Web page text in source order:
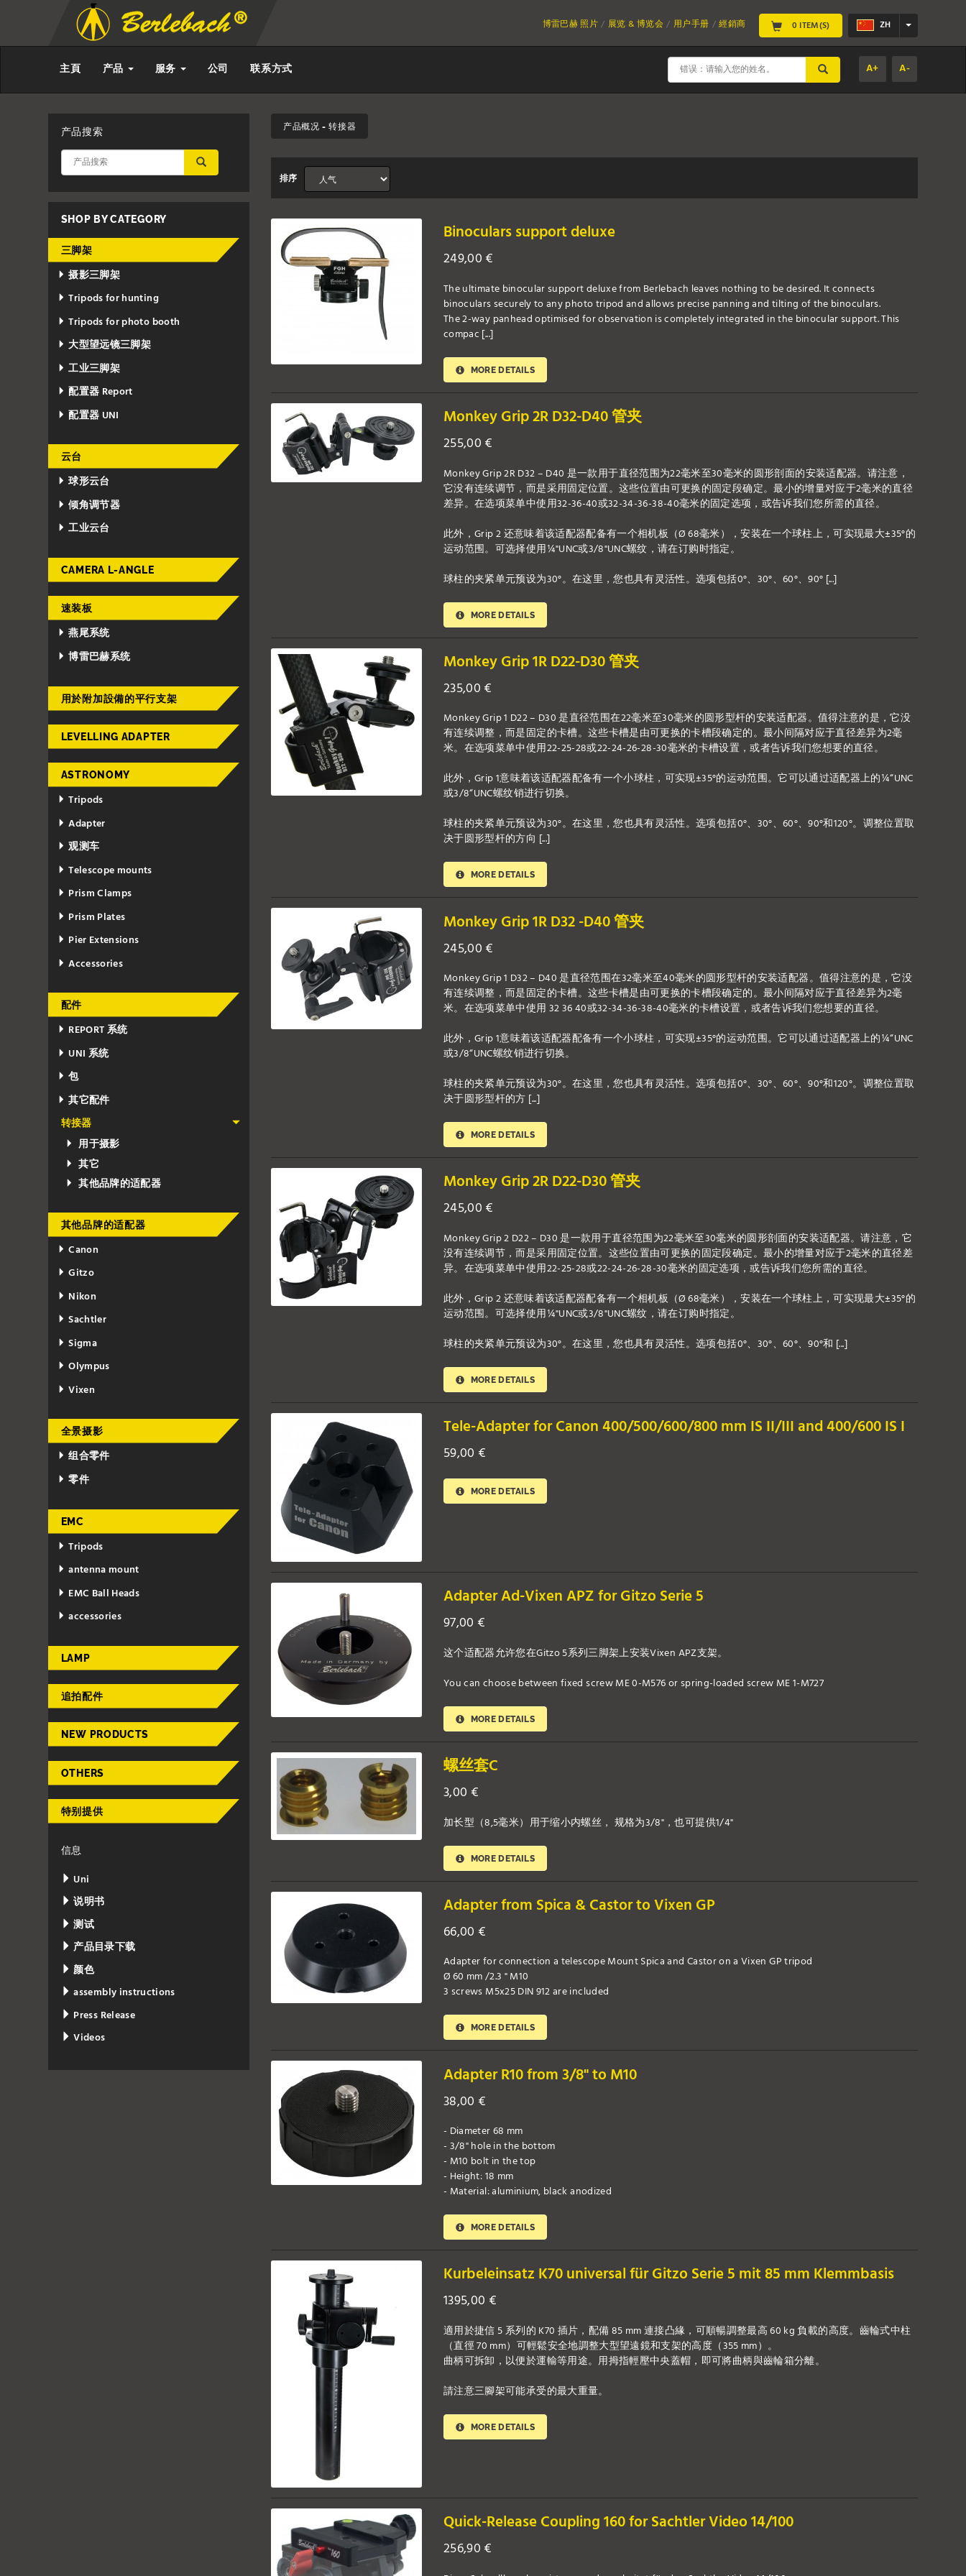
ZH
0 ITEM(S)
博雷巴赫 照片 展览 & 博览会 用户手册 經銷商
主頁 产品 服务 公司 联系方式 A+ A-
SUBMIT
产品概况 - 转接器
排序
Binoculars support deluxe
249,00 €
The ultimate binocular support deluxe from Berlebach leaves nothing to be desired. It connects
binoculars securely to any photo tripod and allows precise panning and tilting of the binoculars.
The 2-way panhead optimised for observation is completely integrated in the binocular support. This
compac [...]
MORE DETAILS
Monkey Grip 2R D32-D40 管夹
255,00 €
Monkey Grip 2R D32 – D40 是一款用于直径范围为22毫米至30毫米的圆形剖面的安装适配器。请注意，
它没有连续调节，而是采用固定位置。这些位置由可更换的固定段确定。最小的增量对应于2毫米的直径
差异。在选项菜单中使用32-36-40或32-34-36-38-40毫米的固定选项，或告诉我们您所需的直径。
此外，Grip 2 还意味着该适配器配备有一个相机板（Ø 68毫米），安装在一个球柱上，可实现最大±35°的
运动范围。可选择使用¼"UNC或3/8"UNC螺纹，请在订购时指定。
球柱的夹紧单元预设为30°。在这里，您也具有灵活性。选项包括0°、30°、60°、90° [...]
MORE DETAILS
Monkey Grip 1R D22-D30 管夹
235,00 €
Monkey Grip 1 D22 – D30 是直径范围在22毫米至30毫米的圆形型杆的安装适配器。值得注意的是，它没
有连续调整，而是固定的卡槽。这些卡槽是由可更换的卡槽段确定的。最小间隔对应于直径差异为2毫
米。在选项菜单中使用22-25-28或22-24-26-28-30毫米的卡槽设置，或者告诉我们您想要的直径。
此外，Grip 1意味着该适配器配备有一个小球柱，可实现±35°的运动范围。它可以通过适配器上的¼“UNC
或3/8“UNC螺纹销进行切换。
球柱的夹紧单元预设为30°。在这里，您也具有灵活性。选项包括0°、30°、60°、90°和120°。调整位置取
决于圆形型杆的方向 [...]
MORE DETAILS
Monkey Grip 1R D32 -D40 管夹
245,00 €
Monkey Grip 1 D32 – D40 是直径范围在32毫米至40毫米的圆形型杆的安装适配器。值得注意的是，它没
有连续调整，而是固定的卡槽。这些卡槽是由可更换的卡槽段确定的。最小间隔对应于直径差异为2毫
米。在选项菜单中使用 32 36 40或32-34-36-38-40毫米的卡槽设置，或者告诉我们您想要的直径。
此外，Grip 1意味着该适配器配备有一个小球柱，可实现±35°的运动范围。它可以通过适配器上的¼“UNC
或3/8“UNC螺纹销进行切换。
球柱的夹紧单元预设为30°。在这里，您也具有灵活性。选项包括0°、30°、60°、90°和120°。调整位置取
决于圆形型杆的方 [...]
MORE DETAILS
Monkey Grip 2R D22-D30 管夹
245,00 €
Monkey Grip 2 D22 – D30 是一款用于直径范围为22毫米至30毫米的圆形剖面的安装适配器。请注意，它
没有连续调节，而是采用固定位置。这些位置由可更换的固定段确定。最小的增量对应于2毫米的直径差
异。在选项菜单中使用22-25-28或22-24-26-28-30毫米的固定选项，或告诉我们您所需的直径。
此外，Grip 2 还意味着该适配器配备有一个相机板（Ø 68毫米），安装在一个球柱上，可实现最大±35°的
运动范围。可选择使用¼"UNC或3/8"UNC螺纹，请在订购时指定。
球柱的夹紧单元预设为30°。在这里，您也具有灵活性。选项包括0°、30°、60°、90°和 [...]
MORE DETAILS
Tele-Adapter for Canon 400/500/600/800 mm IS II/III and 400/600 IS I
59,00 €
MORE DETAILS
Adapter Ad-Vixen APZ for Gitzo Serie 5
97,00 €
这个适配器允许您在Gitzo 5系列三脚架上安装Vixen APZ支架。
You can choose between fixed screw ME 0-M576 or spring-loaded screw ME 1-M727
MORE DETAILS
螺丝套C
3,00 €
加长型（8,5毫米）用于缩小内螺丝， 规格为3/8"，也可提供1/4"
MORE DETAILS
Adapter from Spica & Castor to Vixen GP
66,00 €
Adapter for connection a telescope Mount Spica and Castor on a Vixen GP tripod
Ø 60 mm /2.3 " M10
3 screws M5x25 DIN 912 are included
MORE DETAILS
Adapter R10 from 3/8" to M10
38,00 €
- Diameter 68 mm
- 3/8" hole in the bottom
- M10 bolt in the top
- Height: 18 mm
- Material: aluminium, black anodized
MORE DETAILS
Kurbeleinsatz K70 universal für Gitzo Serie 5 mit 85 mm Klemmbasis
1395,00 €
適用於捷信 5 系列的 K70 插片，配備 85 mm 連接凸緣，可順暢調整最高 60 kg 負載的高度。齒輪式中柱
（直徑 70 mm）可輕鬆安全地調整大型望遠鏡和支架的高度（355 mm）。
曲柄可拆卸，以便於運輸等用途。用拇指輕壓中央蓋帽，即可將曲柄與齒輪箱分離。
請注意三腳架可能承受的最大重量。
MORE DETAILS
Quick-Release Coupling 160 for Sachtler Video 14/100
256,90 €
产品搜索
SHOP BY CATEGORY
三脚架
摄影三脚架
Tripods for hunting
Tripods for photo booth
大型望远镜三脚架
工业三脚架
配置器 Report
配置器 UNI
云台
球形云台
倾角调节器
工业云台
CAMERA L-ANGLE
速装板
燕尾系统
博雷巴赫系统
用於附加設備的平行支架
LEVELLING ADAPTER
ASTRONOMY
Tripods
Adapter
观测车
Telescope mounts
Prism Clamps
Prism Plates
Pier Extensions
Accessories
配件
REPORT 系统
UNI 系统
包
其它配件
转接器
用于摄影
其它
其他品牌的适配器
其他品牌的适配器
Canon
Gitzo
Nikon
Sachtler
Sigma
Olympus
Vixen
全景摄影
组合零件
零件
EMC
Tripods
antenna mount
EMC Ball Heads
accessories
LAMP
追拍配件
NEW PRODUCTS
OTHERS
特别提供
信息
Uni
说明书
测试
产品目录下载
颜色
assembly instructions
Press Release
Videos